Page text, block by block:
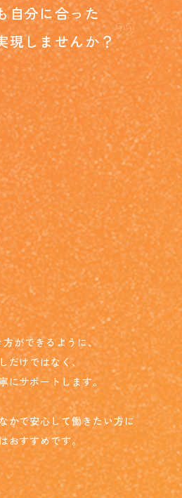
自分に合った
現しませんか？”
方ができるように、
だけではなく、
にサポートします。
かで安心して働きたい方に
おすすめです。